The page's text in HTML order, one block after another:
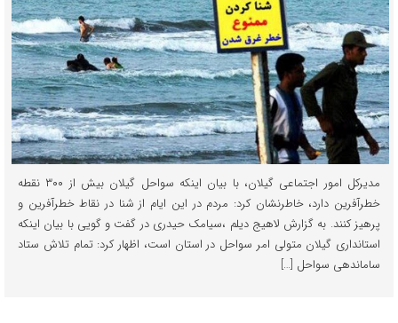
مدیرکل امور اجتماعی گیلان، با بیان اینکه سواحل گیلان بیش از ۳۰۰ نقطه
خطرآفرین دارد، خاطرنشان کرد: مردم در این ایام از شنا در نقاط خطرآفرین و
پرهیز کنند. به گزارش لاهیج دیلم ،سیامک حیدری در گفت و گویی با بیان اینکه
استانداری گیلان متولی امر سواحل در استان است، اظهار کرد: تمام تلاش ستاد
ساماندهی سواحل […]